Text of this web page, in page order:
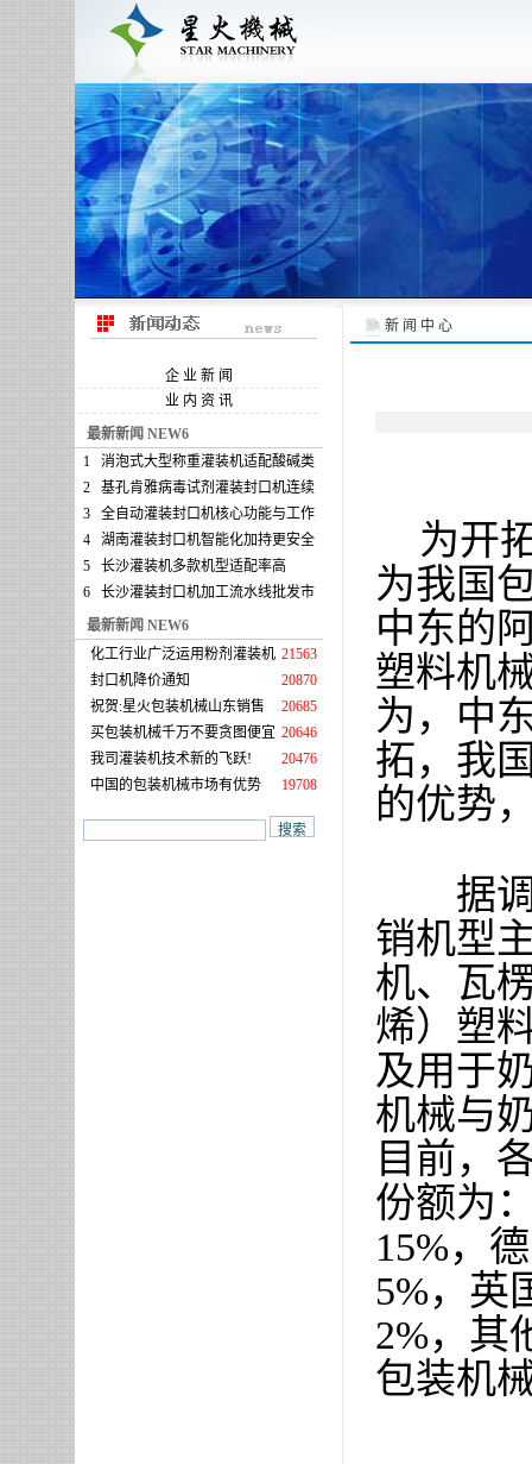
企 业 新 闻
业 内 资 讯
最新新闻 NEW6
1
消泡式大型称重灌装机适配酸碱类
2
基孔肯雅病毒试剂灌装封口机连续
3
全自动灌装封口机核心功能与工作
4
湖南灌装封口机智能化加持更安全
5
长沙灌装机多款机型适配率高
6
长沙灌装封口机加工流水线批发市
最新新闻 NEW6
化工行业广泛运用粉剂灌装机 21563
封口机降价通知
20870
祝贺:星火包装机械山东销售
20685
买包装机械千万不要贪图便宜 20646
我司灌装机技术新的飞跃!
20476
中国的包装机械市场有优势
19708
新 闻 中 心
为开
为我国
中东的
塑料机
为，中
拓，我
的优势
据调
销机型
机、瓦
烯）塑
及用于
机械与
目前，
份额为
15%，
5%，英
2%，其
包装机